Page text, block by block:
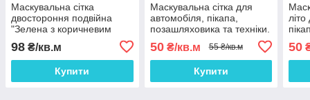
Маскувальна сітка
двостороння подвійна
"Зелена з коричневим
98 ₴/кв.м
Купити
Маскувальна сітка для
автомобіля, пікапа,
позашляховика та техніки.
камуфляж (листя)
50₴/кв.м 55 ₴/кв.м
Купити
50